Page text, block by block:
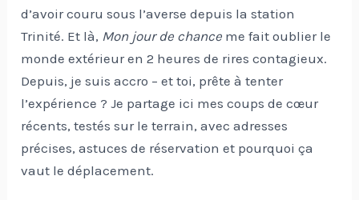
d’avoir couru sous l’averse depuis la station
Trinité. Et là, Mon jour de chance me fait oublier le
monde extérieur en 2 heures de rires contagieux.
Depuis, je suis accro – et toi, prête à tenter
l’expérience ? Je partage ici mes coups de cœur
récents, testés sur le terrain, avec adresses
précises, astuces de réservation et pourquoi ça
vaut le déplacement.